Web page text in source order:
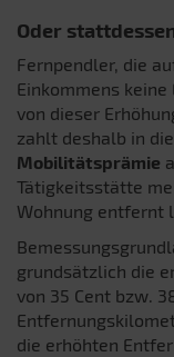
Oder
Fernpendler, die
Einkommens
von dieser
zahlt deshalb in
Mobilitätsprämie
Tätigkeitsstätte
Wohnung entfernt
grundsätzlich die
von 35 Cent bzw.
die erhöhten